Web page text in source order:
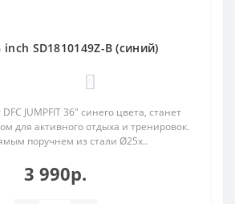
inch SD1810149Z-B (синий)
JUMPFIT 36" синего цвета, станет
для активного отдыха и тренировок.
поручнем из стали Ø25х..
3 990р.